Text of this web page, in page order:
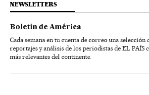
NEWSLETTERS
Boletín de América
Cada semana en tu cuenta de correo una selección
reportajes y análisis de los periodistas de EL PAÍS
más relevantes del continente.